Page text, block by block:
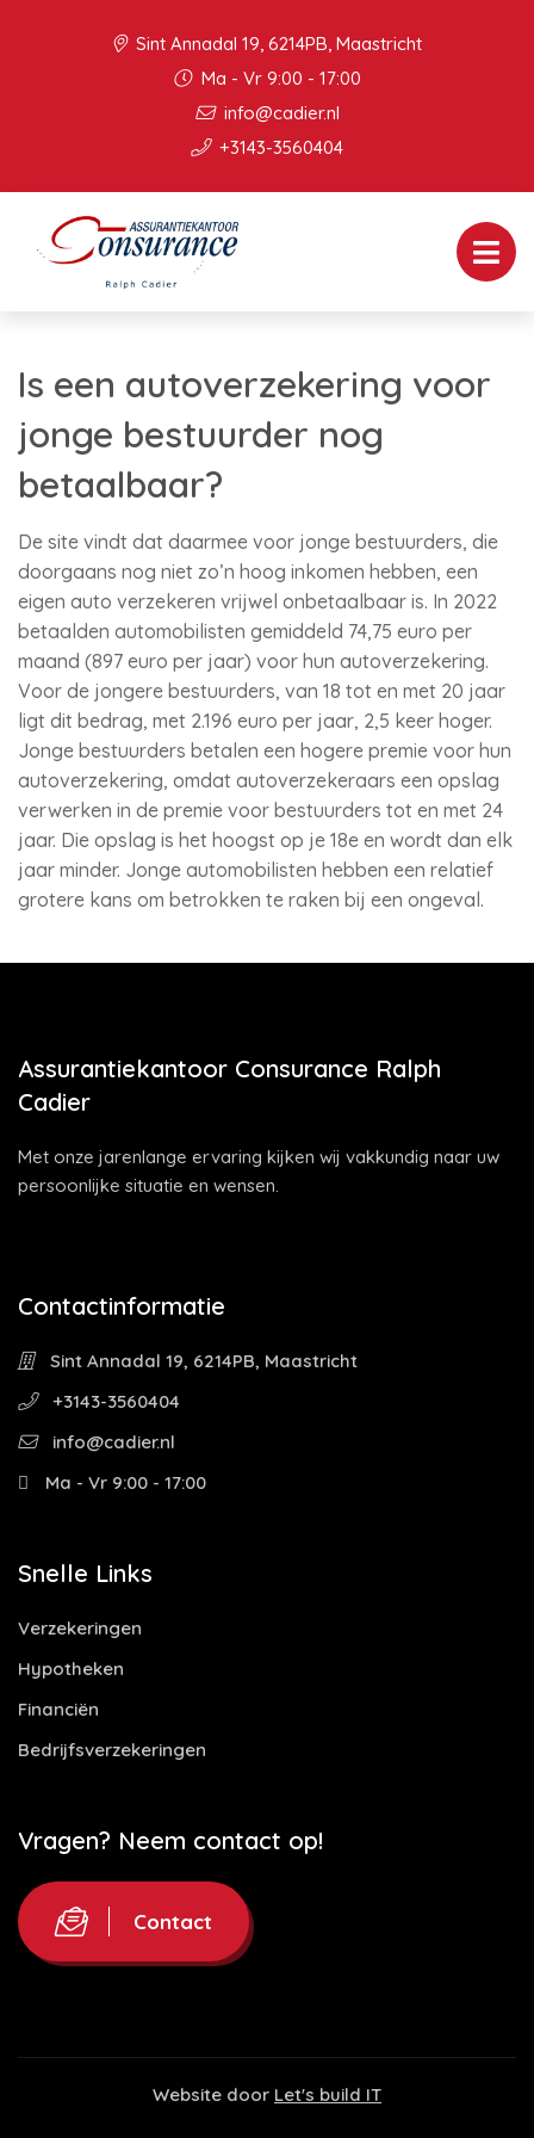
Sint Annadal 19, 6214PB, Maastricht
Ma - Vr 9:00 - 17:00
info@cadier.nl
+3143-3560404
Is een autoverzekering voor
jonge bestuurder nog
betaalbaar?
De site vindt dat daarmee voor jonge bestuurders, die
doorgaans nog niet zo’n hoog inkomen hebben, een
eigen auto verzekeren vrijwel onbetaalbaar is. In 2022
betaalden automobilisten gemiddeld 74,75 euro per
maand (897 euro per jaar) voor hun autoverzekering.
Voor de jongere bestuurders, van 18 tot en met 20 jaar
ligt dit bedrag, met 2.196 euro per jaar, 2,5 keer hoger.
Jonge bestuurders betalen een hogere premie voor hun
autoverzekering, omdat autoverzekeraars een opslag
verwerken in de premie voor bestuurders tot en met 24
jaar. Die opslag is het hoogst op je 18e en wordt dan elk
jaar minder. Jonge automobilisten hebben een relatief
grotere kans om betrokken te raken bij een ongeval.
Assurantiekantoor Consurance Ralph
Cadier
Met onze jarenlange ervaring kijken wij vakkundig naar uw
persoonlijke situatie en wensen.
Contactinformatie
Sint Annadal 19, 6214PB, Maastricht
+3143-3560404
info@cadier.nl
Ma - Vr 9:00 - 17:00
Snelle Links
Verzekeringen
Hypotheken
Financiën
Bedrijfsverzekeringen
Vragen? Neem contact op!
Contact
Website door Let's build IT